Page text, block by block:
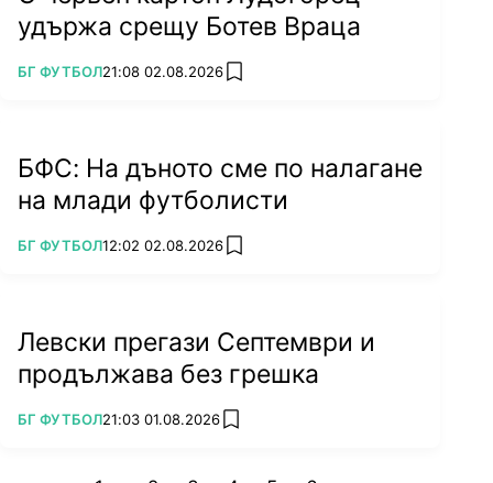
удържа срещу Ботев Враца
ПОВЕЧЕ ОТ
БГ ФУТБОЛ21:08 02.08.2026 add favorites
БФС: На дъното сме по налагане
на млади футболисти
ПОВЕЧЕ ОТ
БГ ФУТБОЛ12:02 02.08.2026 add favorites
Левски прегази Септември и
продължава без грешка
ПОВЕЧЕ ОТ
БГ ФУТБОЛ21:03 01.08.2026 add favorites